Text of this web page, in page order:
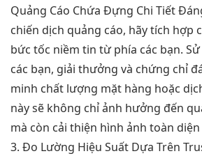
Quảng Cáo Chứa Đựng Chi Tiết
chiến dịch quảng cáo, hãy tích hợp
bức tốc niềm tin từ phía các bạn.
các bạn, giải thưởng và chứng chỉ
minh chất lượng mặt hàng hoặc
này sẽ không chỉ ảnh hưởng đến
mà còn cải thiện hình ảnh toàn
3. Đo Lường Hiệu Suất Dựa Trên